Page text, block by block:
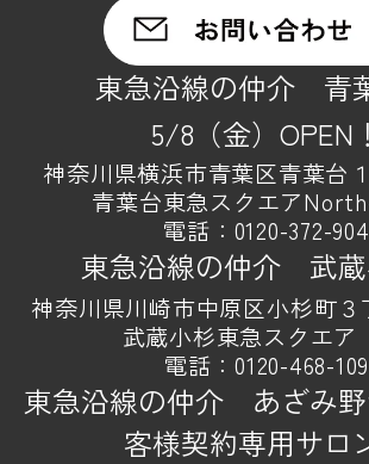
東急沿線の仲介 青
5/8（金）OPEN！
神奈川県横浜市青葉区青葉台
青葉台東急スクエア
電話： 0120-372-904
東急沿線の仲介 武
神奈川県川崎市中原区小杉町３
武蔵小杉東急スクエア
電話：0120-468-109
東急沿線の仲介 あざみ
客様契約専用サロ